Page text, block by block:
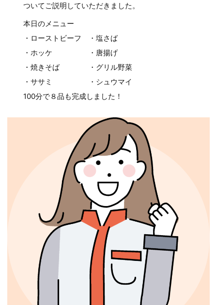
ついてご説明していただきました。
本日のメニュー
・ローストビーフ ・塩さば
・ホッケ ・唐揚げ
・焼きそば ・グリル野菜
・ササミ ・シュウマイ
100分で８品も完成しました！